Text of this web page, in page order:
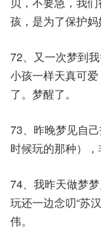
孩，是为了保护妈
72、又一次梦到
小孩一样天真可
了。梦醒了。
73、昨晚梦见自
时候玩的那种），
74、我昨天做梦
玩还一边念叨“苏
伟。